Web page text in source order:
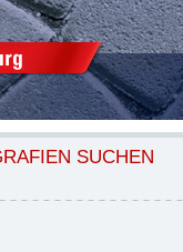
SUCHEN